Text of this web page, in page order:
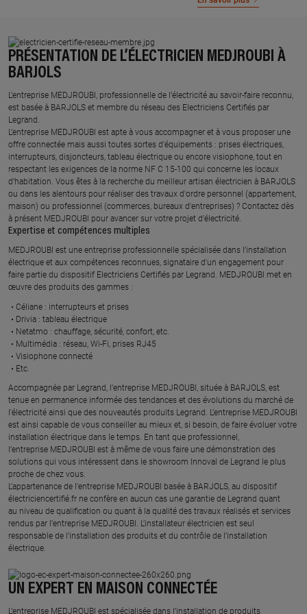
PRÉSENTATION DE L’ÉLECTRICIEN MEDJROUBI À
BARJOLS
L’entreprise MEDJROUBI, professionnelle de l’électricité au savoir-faire reconnu,
est basée à BARJOLS et membre du réseau des Electriciens Certifiés par
Legrand.​
L’entreprise MEDJROUBI est apte à vous accompagner et à vous proposer une
offre connectée mais aussi toutes sortes d'équipements : prises électriques,
interrupteurs, disjoncteurs, tableau électrique ou encore visiophone, tout en
respectant les exigences de la norme NF C 15-100 qui concerne les locaux
d’habitation. Vous êtes à la recherche du meilleur artisan électricien à BARJOLS
ou dans les alentours pour réaliser des travaux d'ordre personnel (appartement,
maison) ou professionnel (commerces, bureaux d'entreprises) ? Contactez dès
à présent MEDJROUBI pour avancer sur votre projet d’électricité.
Expertise et compétences multiples​
​MEDJROUBI est une entreprise professionnelle spécialisée dans l’installation
électrique et aux compétences reconnues, ​signataire d'un engagement pour
faire partie du dispositif Electriciens Certifiés par Legrand​. MEDJROUBI met en
œuvre des produits des gammes : ​
Céliane : interrupteurs et prises ​
Drivia : tableau électrique ​
Netatmo : chauffage, sécurité, confort, etc.​
Multimédia : réseau, Wi-Fi, prises RJ45​
Visiophone connecté​
Etc.​
​Accompagnée par Legrand, l’entreprise MEDJROUBI, située à BARJOLS, est
tenue en permanence informée des tendances et des évolutions du marché de
l'électricité ainsi que des nouveautés produits Legrand. L’entreprise MEDJROUBI
est ainsi capable de vous conseiller au mieux et, si besoin, de faire évoluer votre
installation électrique dans le temps. En tant que professionnel,
l’entreprise MEDJROUBI est à même de vous faire une démonstration des
solutions qui vous intéressent dans le showroom Innoval de Legrand le plus
proche de chez vous.​
L’appartenance de l’entreprise MEDJROUBI basée à BARJOLS, au dispositif
électriciencertifié.fr ne confère en aucun cas une garantie de Legrand quant
au niveau de qualification ou quant à la qualité des travaux réalisés et services
rendus par l’entreprise MEDJROUBI. L’installateur électricien est seul
responsable de l’installation des produits et du contrôle de l’installation
électrique.
UN EXPERT EN MAISON CONNECTÉE
L’entreprise MEDJROUBI est spécialisée dans l’installation de produits